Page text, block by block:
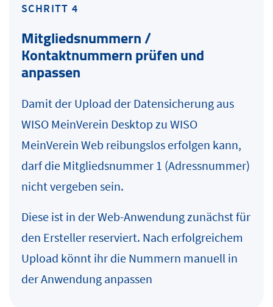
SCHRITT 4
Mitgliedsnummern /
Kontaktnummern prüfen und
anpassen
Damit der Upload der Datensicherung aus
WISO MeinVerein Desktop zu WISO
MeinVerein Web reibungslos erfolgen kann,
darf die Mitgliedsnummer 1 (Adressnummer)
nicht vergeben sein.
Diese ist in der Web-Anwendung zunächst für
den Ersteller reserviert. Nach erfolgreichem
Upload könnt ihr die Nummern manuell in
der Anwendung anpassen